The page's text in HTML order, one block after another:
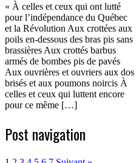
« À celles et ceux qui ont lutté
pour l’indépendance du Québec
et la Révolution Aux crottées aux
poils en-dessous des bras pis sans
brassières Aux crottés barbus
armés de bombes pis de pavés
Aux ouvrières et ouvriers aux dos
brisés et aux poumons noircis À
celles et ceux qui luttent encore
pour ce même […]
Post navigation